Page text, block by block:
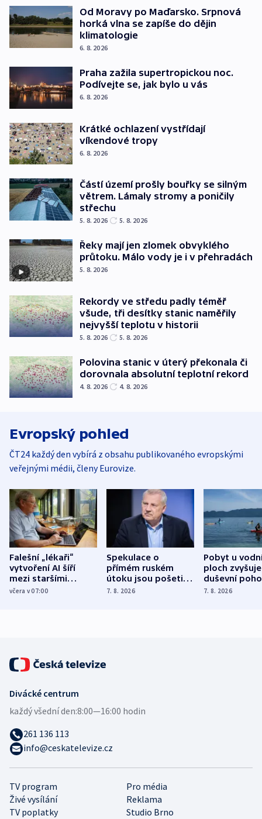
Od Moravy po Maďarsko. Srpnová
horká vlna se zapíše do dějin
klimatologie
6. 8. 2026
Praha zažila supertropickou noc.
Podívejte se, jak bylo u vás
6. 8. 2026
Krátké ochlazení vystřídají
víkendové tropy
6. 8. 2026
Částí území prošly bouřky se silným
větrem. Lámaly stromy a poničily
střechu
5. 8. 2026 5. 8. 2026
Řeky mají jen zlomek obvyklého
průtoku. Málo vody je i v přehradách
5. 8. 2026
Rekordy ve středu padly téměř
všude, tři desítky stanic naměřily
nejvyšší teplotu v historii
5. 8. 2026 5. 8. 2026
Polovina stanic v úterý překonala či
dorovnala absolutní teplotní rekord
4. 8. 2026 4. 8. 2026
Evropský pohled
ČT24 každý den vybírá z obsahu publikovaného evropskými
veřejnými médii, členy Eurovize.
Falešní „lékaři“
vytvoření AI šíří
mezi staršími
Poláky nebezpečné
včera v 07:00
Spekulace o
přímém ruském
útoku jsou pošetilé,
míní estonský
7. 8. 2026
Pobyt u
ploch zvyšuje
duševní
ukázala
7. 8. 2026
TV program
Pro média
Živé vysílání
Reklama
TV poplatky
Studio Brno
Divácké centrum
každý všední den:8:00—16:00 hodin
261 136 113
info@ceskatelevize.cz